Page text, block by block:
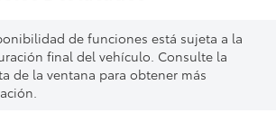
de funciones está sujeta a la
final del vehículo. Consulte la
de la ventana para obtener más